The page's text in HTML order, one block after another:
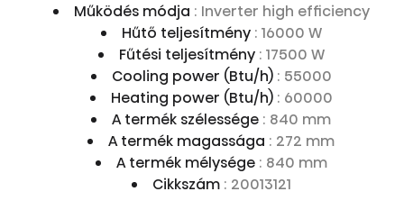
Működés módja : Inverter high efficiency
Hűtő teljesítmény : 16000 W
Fűtési teljesítmény : 17500 W
Cooling power (Btu/h) : 55000
Heating power (Btu/h) : 60000
A termék szélessége : 840 mm
A termék magassága : 272 mm
A termék mélysége : 840 mm
Cikkszám : 20013121